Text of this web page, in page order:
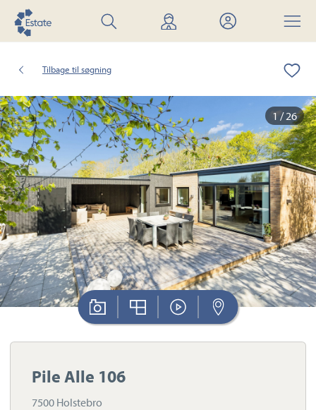
Søg
bolig
Find
mægler
Mit
Estate
Menu
Tilbage til søgning
1 / 26
Pile Alle 106
7500 Holstebro